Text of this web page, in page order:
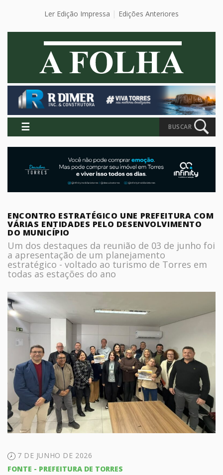
Ler Edição Impressa Edições Anteriores
☰ BUSCAR
ENCONTRO ESTRATÉGICO UNE PREFEITURA COM
VÁRIAS ENTIDADES PELO DESENVOLVIMENTO
DO MUNICÍPIO
Um dos destaques da reunião de 03 de junho foi
a apresentação de um planejamento
estratégico - voltado ao turismo de Torres em
todas as estações do ano
7 DE JUNHO DE 2026
FONTE - PREFEITURA DE TORRES